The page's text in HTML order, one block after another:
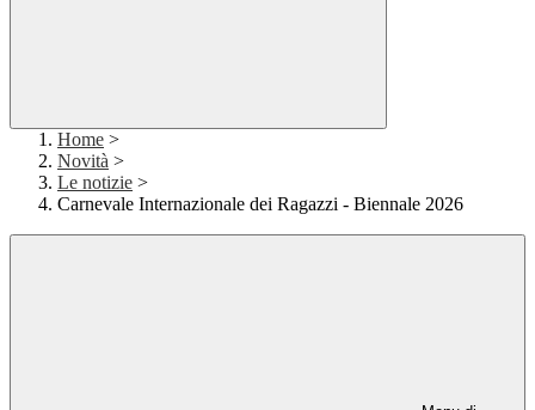
Home >
Novità >
Le notizie >
Carnevale Internazionale dei Ragazzi - Biennale 2026